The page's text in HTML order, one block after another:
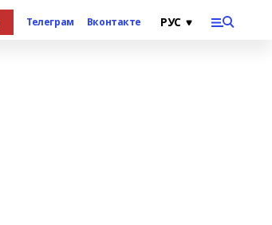
Телеграм Вконтакте